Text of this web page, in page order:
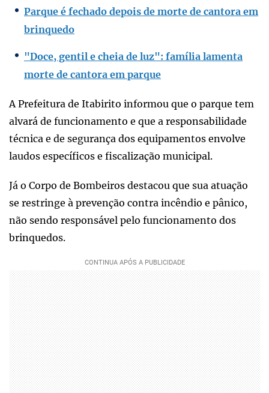
Parque é fechado depois de morte de cantora em
brinquedo
"Doce, gentil e cheia de luz": família lamenta
morte de cantora em parque
A Prefeitura de Itabirito informou que o parque tem
alvará de funcionamento e que a responsabilidade
técnica e de segurança dos equipamentos envolve
laudos específicos e fiscalização municipal.
Já o Corpo de Bombeiros destacou que sua atuação
se restringe à prevenção contra incêndio e pânico,
não sendo responsável pelo funcionamento dos
brinquedos.